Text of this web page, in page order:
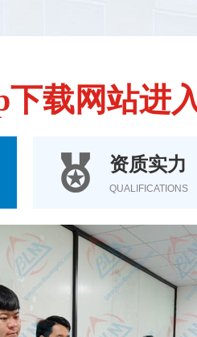
下载网站进
资质实力
QUALIFICATIONS